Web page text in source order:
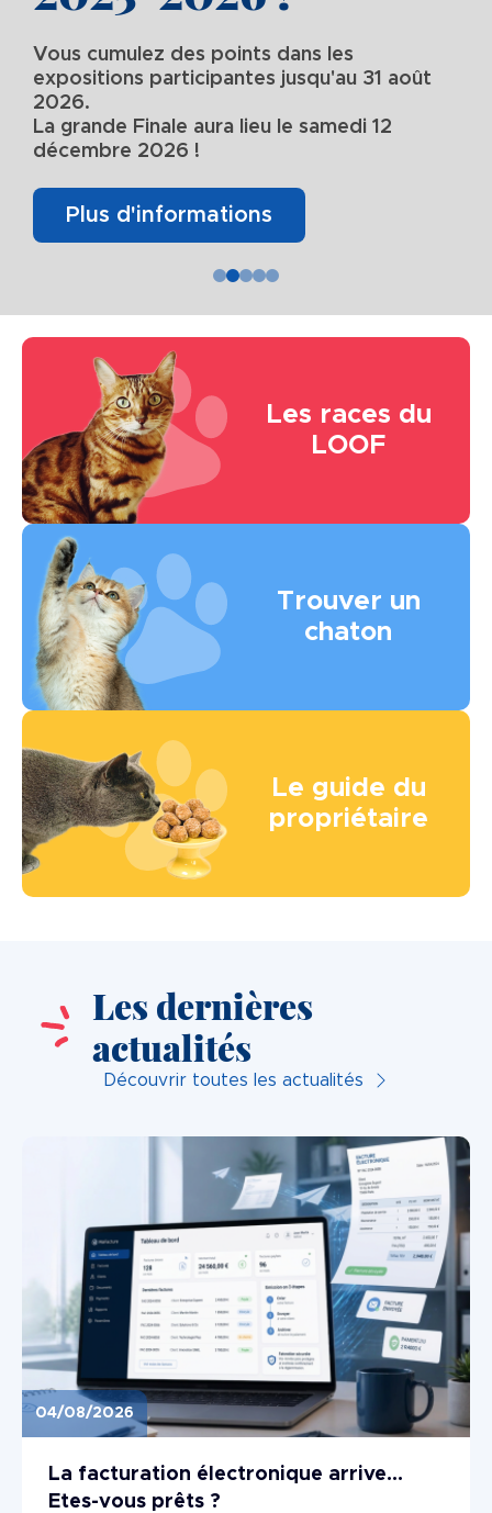
Vous cumulez des points dans les
expositions participantes jusqu'au 31 août
2026.
La grande Finale aura lieu le samedi 12
décembre 2026 !
Plus d'informations
Les races du
LOOF
Image
Trouver un
chaton
Image
Le guide du
propriétaire
Image
Les dernières
actualités
Découvrir toutes les actualités
04/08/2026
La facturation électronique arrive...
Etes-vous prêts ?